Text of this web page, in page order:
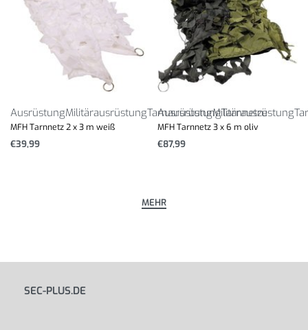
AusrüstungMilitärausrüstungTarnausrüstungTarnnetze
MFH Tarnnetz 2 x 3 m weiß
€39,99
AusrüstungMilitärausrüstung
MFH Tarnnetz 3 x 6 m oliv
€87,99
SEC-PLUS.DE